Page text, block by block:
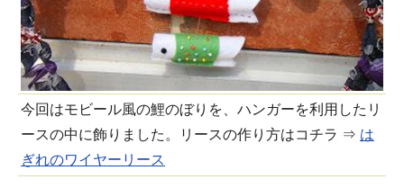
今回はモビール風の鯉のぼりを、ハンガーを利用したリ
ースの中に飾りました。リースの作り方はコチラ ⇒ は
ぎれのワイヤーリース